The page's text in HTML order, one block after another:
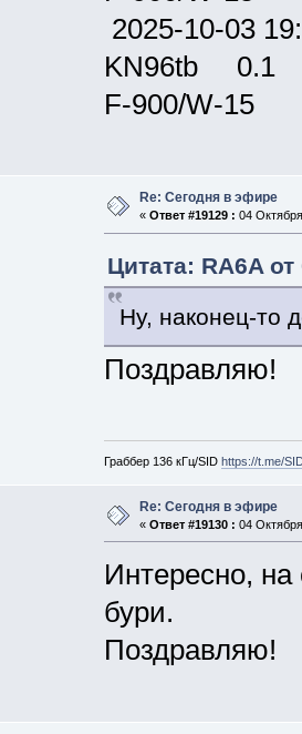
2025-10-
KN96tb
F-900/W-15
Re: Сегодня в эфире
« Ответ #19129 : 04
Цитата: RA6A
Ну, наконец-то
Поздравляю!
Граббер 136 кГц/SID https://t.me/
Re: Сегодня в эфире
« Ответ #19130 : 04
Интересно,
бури.
Поздравляю!